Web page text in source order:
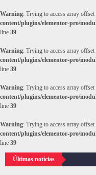
Warning: Trying to access array
content/plugins/elementor-pro/
line 39
Warning: Trying to access array
content/plugins/elementor-pro/
line 39
Warning: Trying to access array
content/plugins/elementor-pro/
line 39
Warning: Trying to access array
content/plugins/elementor-pro/
line 39
Últimas notícias